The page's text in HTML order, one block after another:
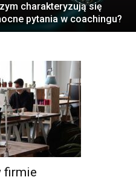
charakteryzują się
pytania w coachingu?
firmie